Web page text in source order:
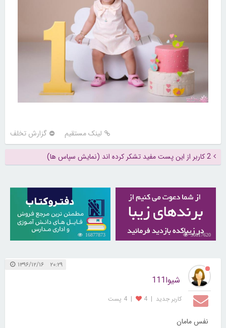
لینک مستقیم گزارش تخلف
2 کاربر از این پست مفید تشکر کرده اند (نمایش سپاس ها)
30817620
16877873
۲۰:۲۹ ۱۳۹۶/۱۲/۱۶
شیوا111
کاربر جديد |
4
| 4 پست
نفس مامان